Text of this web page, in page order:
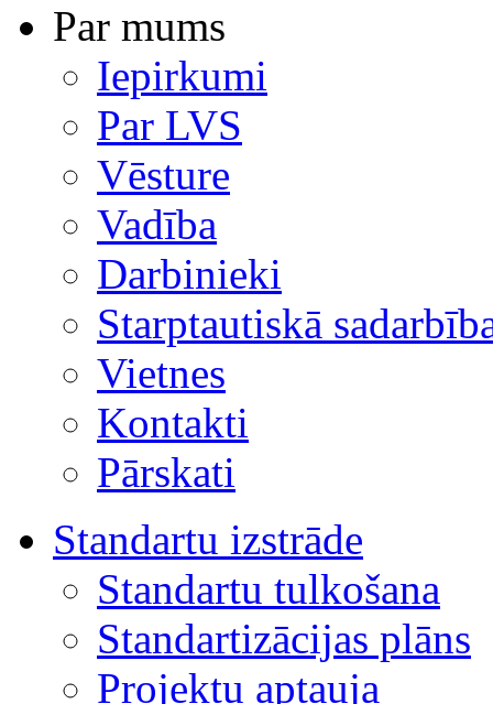
Par mums
Iepirkumi
Par LVS
Vēsture
Vadība
Darbinieki
Starptautiskā
Vietnes
Kontakti
Pārskati
Standartu izstrāde
Standartu tulkošana
Standartizācijas plāns
Projektu aptauja